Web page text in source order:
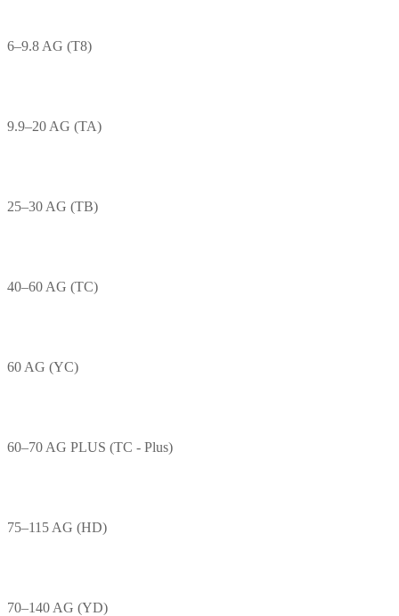
6–9.8 AG (T8)
9.9–20 AG (TA)
25–30 AG (TB)
40–60 AG (TC)
60 AG (YC)
60–70 AG PLUS (TC - Plus)
75–115 AG (HD)
70–140 AG (YD)